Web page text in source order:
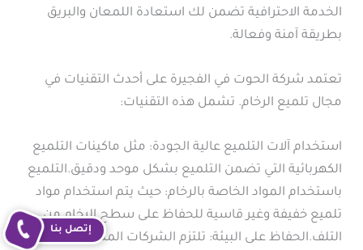
الخدمة الاحترافية تضمن لك استعادة اللمعان والبريق
بطريقة آمنة وفعالة.
تعتمد شركة الحوت في الفجيرة على أحدث التقنيات في
مجال تلميع الرخام. تشمل هذه التقنيات:
استخدام آلات التلميع عالية الجودة: مثل ماكينات التلميع
الكهربائية التي تضمن التلميع بشكل موحد ودقيق.التلميع
باستخدام المواد الخاصة بالرخام: حيث يتم استخدام مواد
تلميع خفيفة وغير قاسية للحفاظ على سطح الرخام من
التلف.الحفاظ على البيئة: تلتزم الشركات المتخصصة مثل
إتصل بنا